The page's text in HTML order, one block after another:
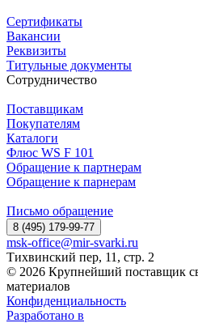
Сертификаты
Вакансии
Реквизиты
Титульные документы
Сотрудничество
Поставщикам
Покупателям
Каталоги
Флюс WS F 101
Обращение к партнерам
Обращение к парнерам
Письмо обращение
8 (495) 179-99-77
msk-office@mir-svarki.ru
Тихвинский пер, 11, стр. 2
© 2026 Крупнейший поставщик
материалов
Конфиденциальность
Разработано в